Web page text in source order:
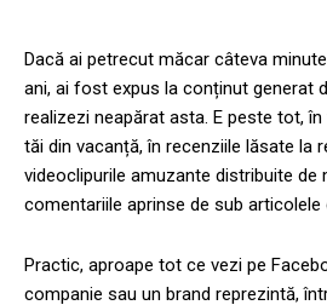
Dacă ai petrecut măcar câteva
ani, ai fost expus la conținut generat
realizezi neapărat asta. E peste tot,
tăi din vacanță, în recenziile lăsate la
videoclipurile amuzante distribuite de
comentariile aprinse de sub articolele
Practic, aproape tot ce vezi pe
companie sau un brand reprezintă,